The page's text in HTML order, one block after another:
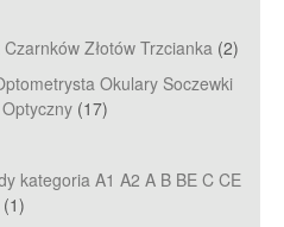
Złotów Trzcianka (2)
Okulary Soczewki
(17)
kategoria A1 A2 A B BE C CE
(1)